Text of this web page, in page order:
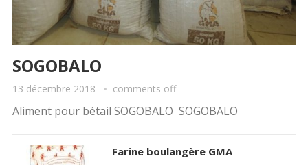
SOGOBALO
13 décembre 2018 comments off
Aliment pour bétail SOGOBALO SOGOBALO
Farine boulangère GMA